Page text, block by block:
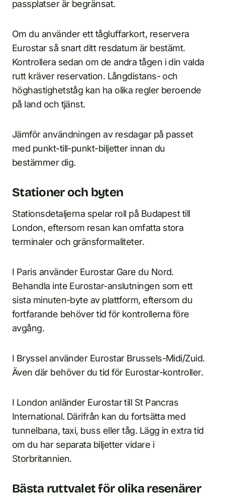
passplatser är begränsat.
Om du använder ett tågluffarkort, reservera
Eurostar så snart ditt resdatum är bestämt.
Kontrollera sedan om de andra tågen i din valda
rutt kräver reservation. Långdistans- och
höghastighetståg kan ha olika regler beroende
på land och tjänst.
Jämför användningen av resdagar på passet
med punkt-till-punkt-biljetter innan du
bestämmer dig.
Stationer och byten
Stationsdetaljerna spelar roll på Budapest till
London, eftersom resan kan omfatta stora
terminaler och gränsformaliteter.
I Paris använder Eurostar Gare du Nord.
Behandla inte Eurostar-anslutningen som ett
sista minuten-byte av plattform, eftersom du
fortfarande behöver tid för kontrollerna före
avgång.
I Bryssel använder Eurostar Brussels-Midi/Zuid.
Även där behöver du tid för Eurostar-kontroller.
I London anländer Eurostar till St Pancras
International. Därifrån kan du fortsätta med
tunnelbana, taxi, buss eller tåg. Lägg in extra tid
om du har separata biljetter vidare i
Storbritannien.
Bästa ruttvalet för olika resenärer